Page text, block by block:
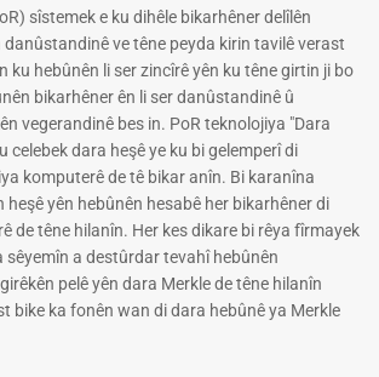
sîstemek e ku dihêle bikarhêner delîlên
danûstandinê ve têne peyda kirin tavilê verast
ku hebûnên li ser zincîrê yên ku têne girtin ji bo
bikarhêner ên li ser danûstandinê û
vegerandinê bes in. PoR teknolojiya "Dara
celebek dara heşê ye ku bi gelemperî di
komputerê de tê bikar anîn. Bi karanîna
heşê yên hebûnên hesabê her bikarhêner di
de têne hilanîn. Her kes dikare bi rêya fîrmayek
sêyemîn a destûrdar tevahî hebûnên
pelê yên dara Merkle de têne hilanîn
bike ka fonên wan di dara hebûnê ya Merkle